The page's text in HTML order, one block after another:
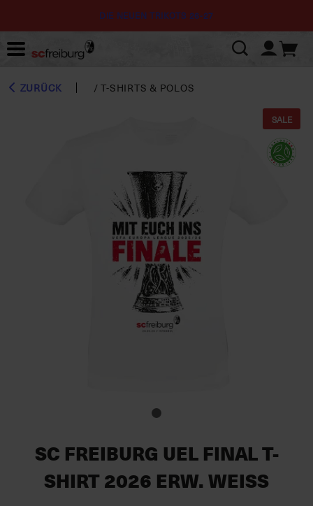
DIE NEUEN TRIKOTS 26-27
ZURÜCK /T-SHIRTS & POLOS
SALE
SC FREIBURG UEL FINAL T-
SHIRT 2026 ERW. WEISS